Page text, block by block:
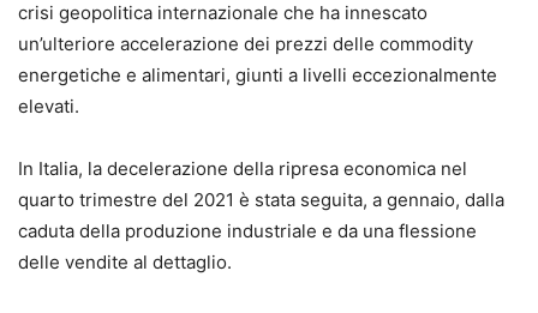
crisi geopolitica internazionale che ha innescato
un’ulteriore accelerazione dei prezzi delle commodity
energetiche e alimentari, giunti a livelli eccezionalmente
elevati.
In Italia, la decelerazione della ripresa economica nel
quarto trimestre del 2021 è stata seguita, a gennaio, dalla
caduta della produzione industriale e da una flessione
delle vendite al dettaglio.